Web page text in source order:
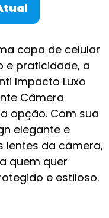
capa de celular
e praticidade, a
Impacto Luxo
Câmera
opção. Com sua
elegante e
lentes da câmera,
quem quer
e estiloso.